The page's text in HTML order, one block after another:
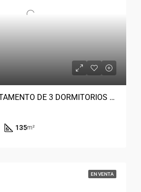
$ 110.00 DEPARTAMENTO DE 3 DORMITORIOS CON TERRAZA, CUENCA TOTORACOCHA
135m²
EN VENTA